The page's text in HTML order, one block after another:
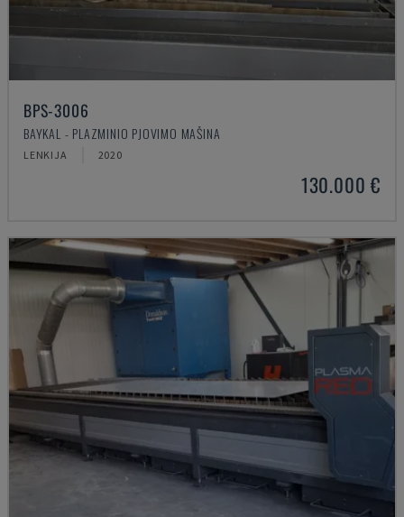
BPS-3006
BAYKAL - PLAZMINIO PJOVIMO MAŠINA
LENKIJA 2020
130.000 €